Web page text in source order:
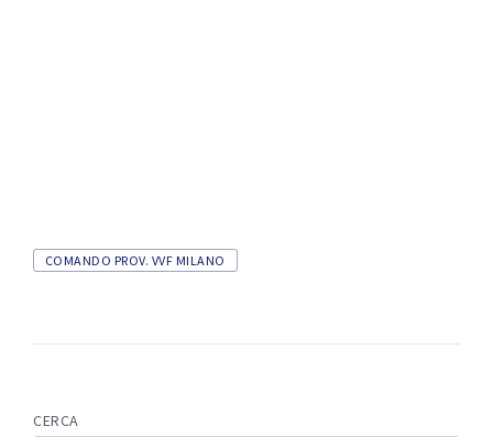
COMANDO PROV. VVF MILANO
CERCA